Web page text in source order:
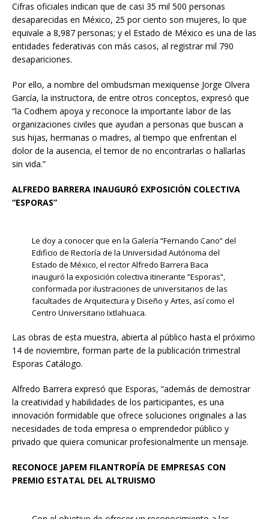
Cifras oficiales indican que de casi 35 mil 500 personas
desaparecidas en México, 25 por ciento son mujeres, lo que
equivale a 8,987 personas; y el Estado de México es una de las
entidades federativas con más casos, al registrar mil 790
desapariciones.
Por ello, a nombre del ombudsman mexiquense Jorge Olvera
García, la instructora, de entre otros conceptos, expresó que
“la Codhem apoya y reconoce la importante labor de las
organizaciones civiles que ayudan a personas que buscan a
sus hijas, hermanas o madres, al tiempo que enfrentan el
dolor de la ausencia, el temor de no encontrarlas o hallarlas
sin vida.”
ALFREDO BARRERA INAUGURÓ EXPOSICIÓN COLECTIVA
“ESPORAS”
Le doy a conocer que en la Galería “Fernando Cano” del
Edificio de Rectoría de la Universidad Autónoma del
Estado de México, el rector Alfredo Barrera Baca
inauguró la exposición colectiva itinerante “Esporas”,
conformada por ilustraciones de universitarios de las
facultades de Arquitectura y Diseño y Artes, así como el
Centro Universitario Ixtlahuaca.
Las obras de esta muestra, abierta al público hasta el próximo
14 de noviembre, forman parte de la publicación trimestral
Esporas Catálogo.
Alfredo Barrera expresó que Esporas, “además de demostrar
la creatividad y habilidades de los participantes, es una
innovación formidable que ofrece soluciones originales a las
necesidades de toda empresa o emprendedor público y
privado que quiera comunicar profesionalmente un mensaje.
RECONOCE JAPEM FILANTROPÍA DE EMPRESAS CON
PREMIO ESTATAL DEL ALTRUISMO